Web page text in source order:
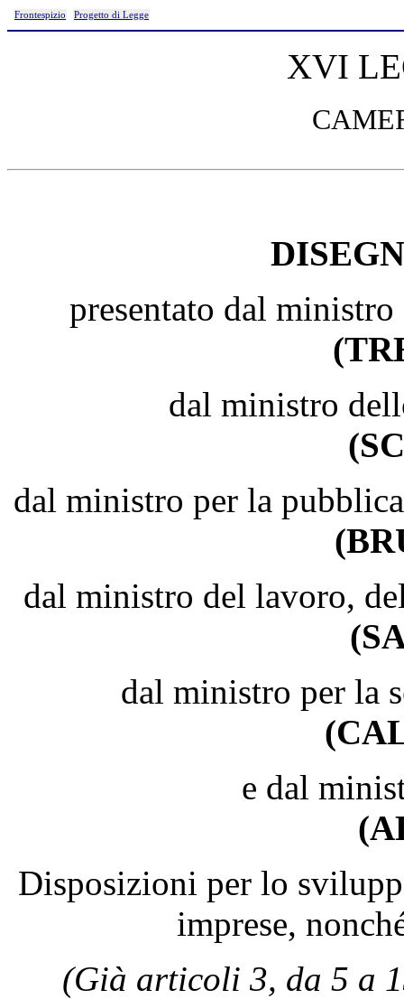
Frontespizio Progetto di Legge
XVI
presentato dal
dal ministro
dal ministro per la
dal ministro del lavoro,
dal ministro per la
e dal
Disposizioni per lo
imprese,
(Già articoli 3, da 5 a